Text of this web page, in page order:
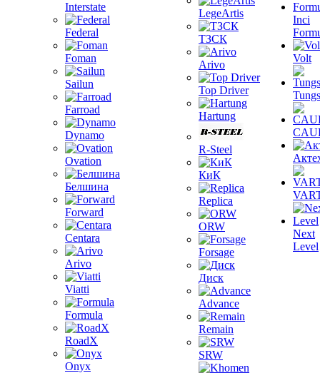
Interstate
Federal
Foman
Sailun
Farroad
Dynamo
Ovation
Белшина
Forward
Centara
Arivo
Viatti
Formula
RoadX
Onyx
LegeArtis
ТЗСК
Arivo
Top Driver
Hartung
R-Steel
КиК
Replica
ORW
Forsage
Диск
Advance
Remain
SRW
Inci
Volt
Next
Level